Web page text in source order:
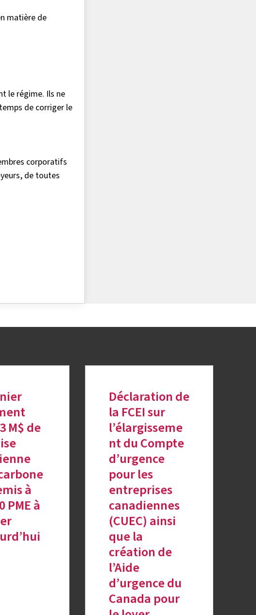
matière de
le régime. Ils ne
de corriger le
corporatifs
de toutes
M$ de
à
PME à
Déclaration de
la FCEI sur
l’élargisseme
nt du Compte
d’urgence
pour les
entreprises
canadiennes
(CUEC) ainsi
que la
création de
l’Aide
d’urgence du
Canada pour